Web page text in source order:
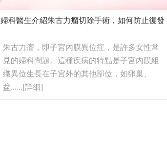
婦科醫生介紹朱古力瘤切除手術，如何防止復發
朱古力瘤，即子宮內膜異位症，是許多女性常
見的婦科問題。這種疾病的特點是子宮內膜組
織異位生長在子宮外的其他部位，如卵巢、
盆......[詳細]